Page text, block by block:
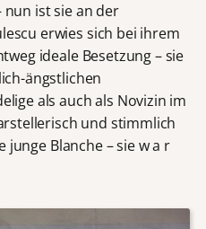
nun ist sie an der
erwies sich bei ihrem
ideale Besetzung – sie
ängstlichen
als auch als Novizin im
und stimmlich
junge Blanche – sie w a r